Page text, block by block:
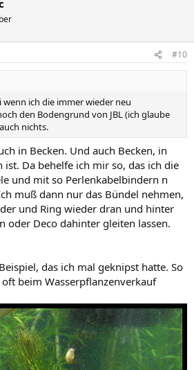
#10
ich die immer wieder neu
den Bodengrund von JBL (ich glaube
nichts.
in Becken. Und auch Becken, in
Da behelfe ich mir so, das ich die
und mit so Perlenkabelbindern n
muß dann nur das Bündel nehmen,
und Ring wieder dran und hinter
oder Deco dahinter gleiten lassen.
das ich mal geknipst hatte. So
beim Wasserpflanzenverkauf